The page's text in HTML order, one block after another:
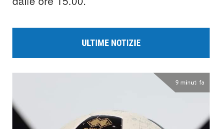
ULTIME NOTIZIE
9 minuti fa